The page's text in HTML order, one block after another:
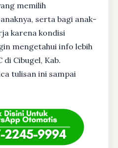
memilih
serta bagi anak-
karena kondisi
mengetahui info lebih
Cibugel, Kab.
tulisan ini sampai